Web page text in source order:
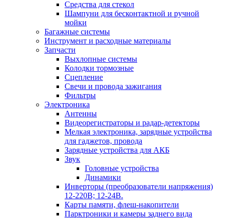
Средства для стекол
Шампуни для бесконтактной и ручной
мойки
Багажные системы
Инструмент и расходные материалы
Запчасти
Выхлопные системы
Колодки тормозные
Сцепление
Свечи и провода зажигания
Фильтры
Электроника
Антенны
Видеорегистраторы и радар-детекторы
Мелкая электроника, зарядные устройства
для гаджетов, провода
Зарядные устройства для АКБ
Звук
Головные устройства
Динамики
Инверторы (преобразователи напряжения)
12-220В; 12-24В.
Карты памяти, флеш-накопители
Парктроники и камеры заднего вида